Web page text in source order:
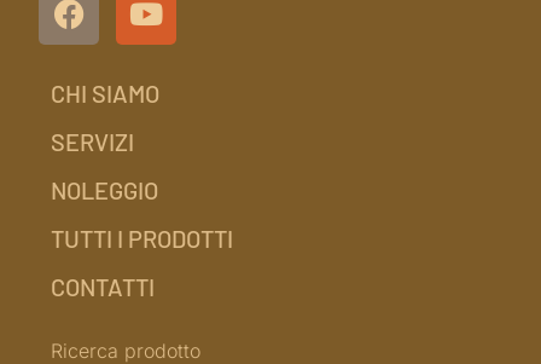
CHI SIAMO
SERVIZI
NOLEGGIO
TUTTI I PRODOTTI
CONTATTI
Ricerca prodotto